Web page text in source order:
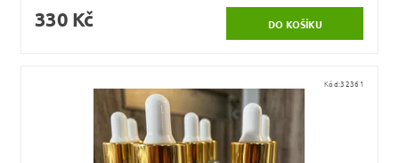
330 Kč
Kód:32361